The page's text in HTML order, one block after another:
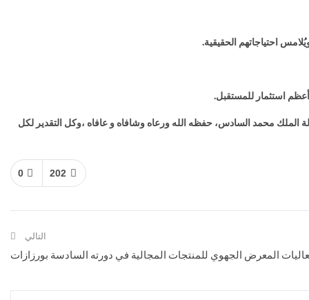
احتياجاتهم الحقيقية.
أعظم استثمار للمستقبل.
الملك محمد السادس، حفظه الله ورعاه وشافاه و عافاه ،وكل التقدير لكل
0 202
التالي
المعرض الجهوي للمنتجات المجالية في دورته السادسة بورزازات